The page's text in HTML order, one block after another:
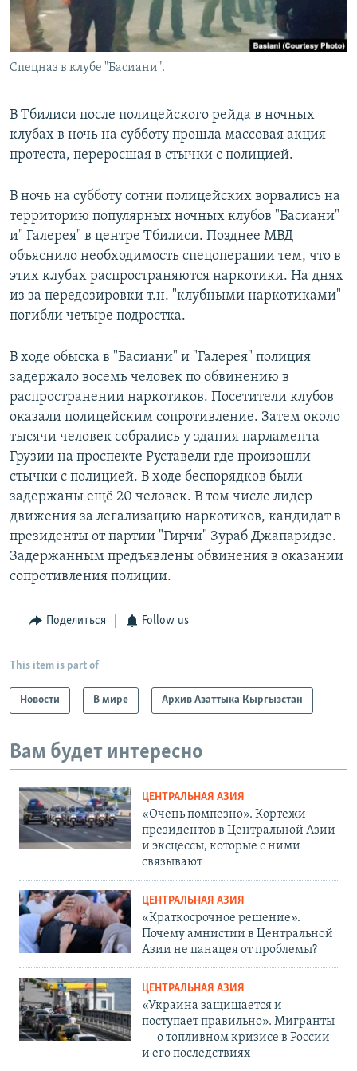
Спецназ в клубе "Басиани".
В Тбилиси после полицейского рейда в ночных
клубах в ночь на субботу прошла массовая акция
протеста, переросшая в стычки с полицией.
В ночь на субботу сотни полицейских ворвались на
территорию популярных ночных клубов "Басиани"
и" Галерея" в центре Тбилиси. Позднее МВД
объяснило необходимость спецоперации тем, что в
этих клубах распространяются наркотики. На днях
из за передозировки т.н. "клубными наркотиками"
погибли четыре подростка.
В ходе обыска в "Басиани" и "Галерея" полиция
задержало восемь человек по обвинению в
распространении наркотиков. Посетители клубов
оказали полицейским сопротивление. Затем около
тысячи человек собрались у здания парламента
Грузии на проспекте Руставели где произошли
стычки с полицией. В ходе беспорядков были
задержаны ещё 20 человек. В том числе лидер
движения за легализацию наркотиков, кандидат в
президенты от партии "Гирчи" Зураб Джапаридзе.
Задержанным предъявлены обвинения в оказании
сопротивления полиции.
Поделиться Follow us
This item is part of
Новости В мире Архив Азаттыка Кыргызстан
Вам будет интересно
ЦЕНТРАЛЬНАЯ АЗИЯ
«Очень помпезно». Кортежи
президентов в Центральной Азии
и эксцессы, которые с ними
связывают
ЦЕНТРАЛЬНАЯ АЗИЯ
«Краткосрочное решение».
Почему амнистии в Центральной
Азии не панацея от проблемы?
ЦЕНТРАЛЬНАЯ АЗИЯ
«Украина защищается и
поступает правильно». Мигранты
— о топливном кризисе в России
и его последствиях